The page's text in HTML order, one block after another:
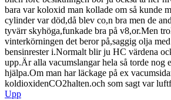
bara var koloxid man kollade om så kunde
cylinder var död,då blev co,n bra men de
tyvärr skyhöga,funkade bra på v8,or.Men
vinterkörningen det beror på,saggig olja
bensinrester i.Normalt blir ju HC värdena
upp.Är alla vacumslangar hela så torde nog
hjälpa.Om man har läckage på ex
koldioxidenCO2halten.och som sagt var
Upp